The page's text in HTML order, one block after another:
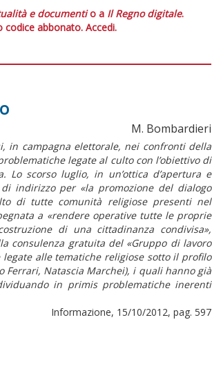
e documentio a Il Regno digitale.
codice abbonato. Accedi.
M. Bombardieri
in campagna elettorale, nei confronti della
legate al culto con l’obiettivo di
scorso luglio, in un’ottica d’apertura e
indirizzo per «la promozione del dialogo
di tutte comunità religiose presenti nel
a «rendere operative tutte le proprie
di una cittadinanza condivisa»,
consulenza gratuita del «Gruppo di lavoro
alle tematiche religiose sotto il profilo
Ferrari, Natascia Marchei), i quali hanno già
in primis problematiche inerenti
Informazione, 15/10/2012, pag. 597